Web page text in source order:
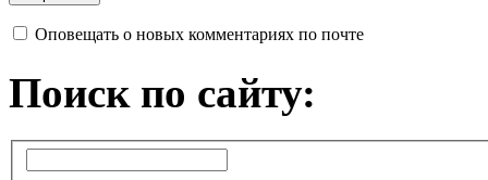
Оповещать о новых комментариях по почте
Поиск по сайту: